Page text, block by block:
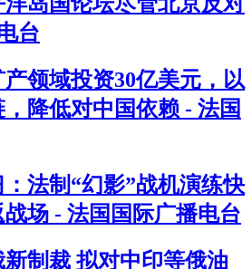
台
领域投资30亿美元，以
降低对中国依赖 - 法国
法制“幻影”战机演练快
场 - 法国国际广播电台
制裁 拟对中印等俄油